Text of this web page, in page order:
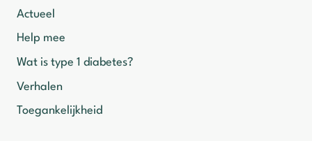
Actueel
Help mee
Wat is type 1 diabetes?
Verhalen
Toegankelijkheid